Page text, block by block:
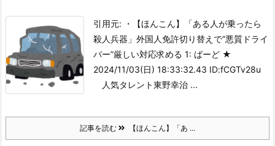
引用元: ・【ほんこん】「ある人が乗ったら
殺人兵器」外国人免許切り替えで“悪質ドライ
バー”厳しい対応求める 1: ばーど ★
2024/11/03(日) 18:33:32.43 ID:fCGTv28u
人気タレント東野幸治 ...
記事を読む 【ほんこん】「あ ...